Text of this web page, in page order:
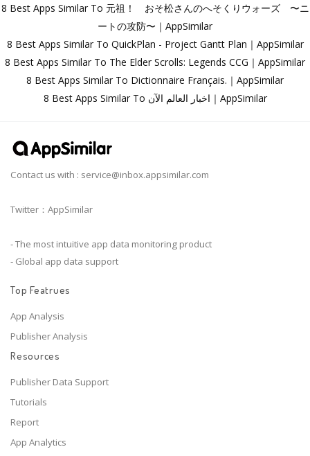
8 Best Apps Similar To 元祖！ おそ松さんのへそくりウォーズ 〜ニ
ートの攻防〜｜AppSimilar
8 Best Apps Similar To QuickPlan - Project Gantt Plan｜AppSimilar
8 Best Apps Similar To The Elder Scrolls: Legends CCG｜AppSimilar
8 Best Apps Similar To Dictionnaire Français.｜AppSimilar
8 Best Apps Similar To اخبار العالم الآن｜AppSimilar
Contact us with : service@inbox.appsimilar.com
Twitter：AppSimilar
- The most intuitive app data monitoring product
- Global app data support
Top Featrues
App Analysis
Publisher Analysis
Resources
Publisher Data Support
Tutorials
Report
App Analytics